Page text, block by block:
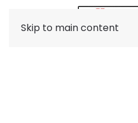
Skip to main content